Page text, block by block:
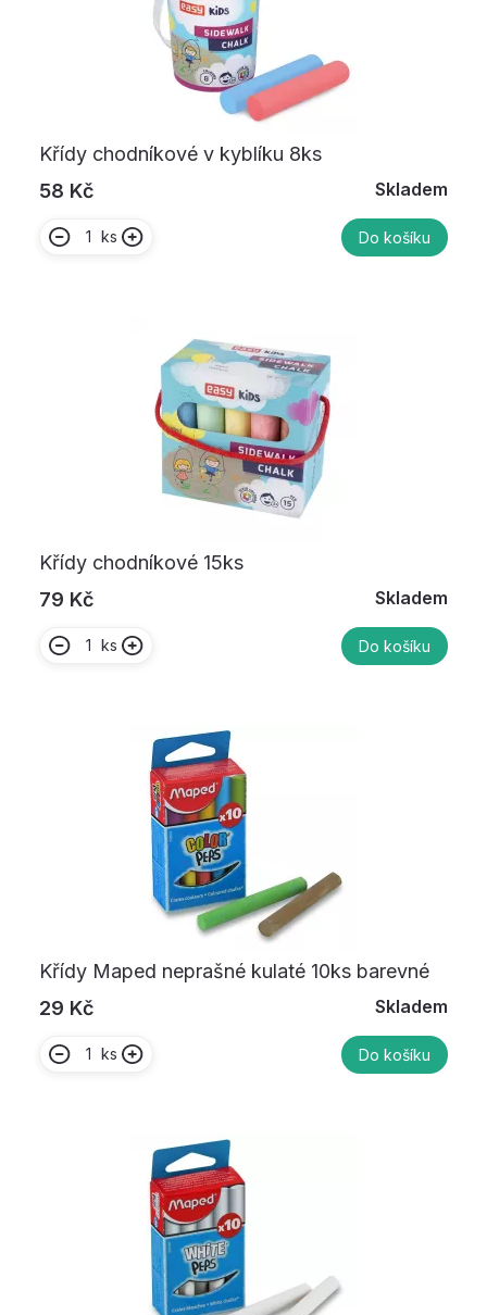
Křídy chodníkové v kyblíku 8ks
58 Kč
Skladem
ks Do košíku
Křídy chodníkové 15ks
79 Kč
Skladem
ks Do košíku
Křídy Maped neprašné kulaté 10ks barevné
29 Kč
Skladem
ks Do košíku